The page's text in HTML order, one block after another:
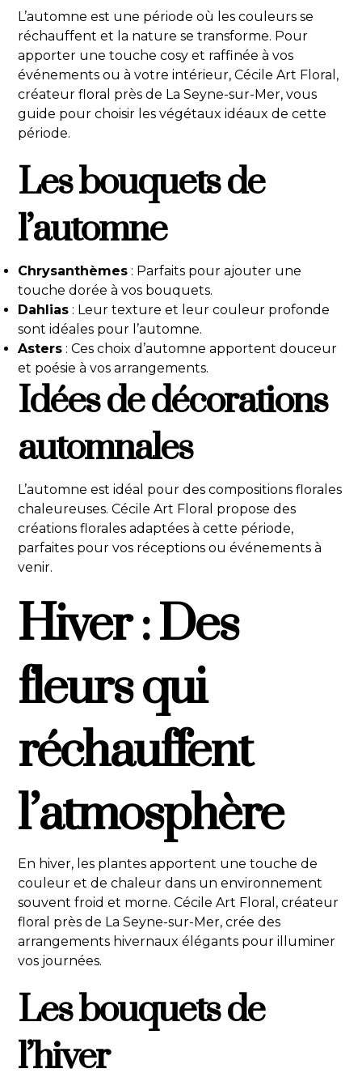
L’automne est une période où les couleurs se
réchauffent et la nature se transforme. Pour
apporter une touche cosy et raffinée à vos
événements ou à votre intérieur, Cécile Art Floral,
créateur floral près de La Seyne-sur-Mer, vous
guide pour choisir les végétaux idéaux de cette
période.
Les bouquets de
l’automne
Chrysanthèmes : Parfaits pour ajouter une
touche dorée à vos bouquets.
Dahlias : Leur texture et leur couleur profonde
sont idéales pour l’automne.
Asters : Ces choix d’automne apportent douceur
et poésie à vos arrangements.
Idées de décorations
automnales
L’automne est idéal pour des compositions florales
chaleureuses. Cécile Art Floral propose des
créations florales adaptées à cette période,
parfaites pour vos réceptions ou événements à
venir.
Hiver : Des
fleurs qui
réchauffent
l’atmosphère
En hiver, les plantes apportent une touche de
couleur et de chaleur dans un environnement
souvent froid et morne. Cécile Art Floral, créateur
floral près de La Seyne-sur-Mer, crée des
arrangements hivernaux élégants pour illuminer
vos journées.
Les bouquets de
l’hiver